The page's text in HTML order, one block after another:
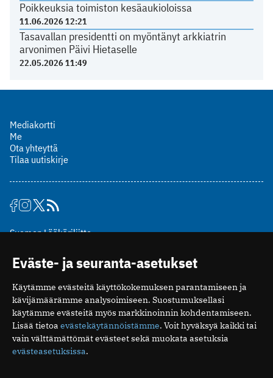
Poikkeuksia toimiston kesäaukioloissa
11.06.2026 12:21
Tasavallan presidentti on myöntänyt arkkiatrin
arvonimen Päivi Hietaselle
22.05.2026 11:49
Mediakortti
Me
Ota yhteyttä
Tilaa uutiskirje
Suomen Lääkäriliitto
00510 Helsinki
puh. (09) 393 091
toimitus@potilaanlaakarilehti.fi
ISSN 2323-9476
Eväste- ja seuranta-asetukset
Käytämme evästeitä käyttökokemuksen parantamiseen ja
kävijämäärämme analysoimiseen. Suostumuksellasi
käytämme evästeitä myös markkinoinnin kohdentamiseen.
Lisää tietoa evästekäytännöistämme. Voit hyväksyä kaikki tai
vain välttämättömät evästeet sekä muokata asetuksia
evästeasetuksissa.